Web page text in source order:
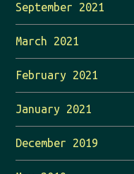
September 2021
March 2021
February 2021
January 2021
December 2019